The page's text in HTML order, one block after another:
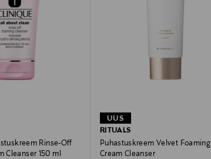
Rinse-Off
Cleanser 150 ml
UUS
RITUALS
Puhastuskreem Velvet Foaming
Cream Cleanser